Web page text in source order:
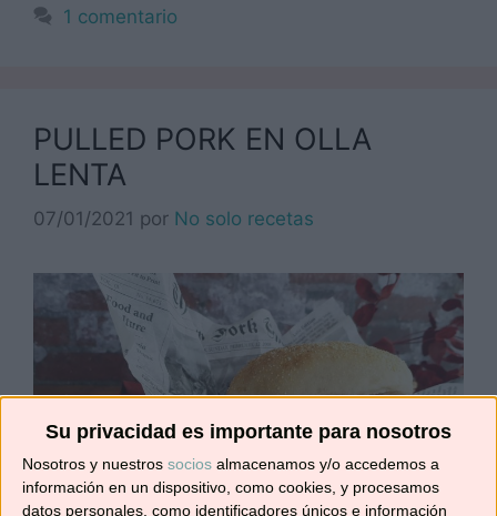
Su privacidad es importante para nosotros
Nosotros y nuestros socios almacenamos y/o accedemos a
información en un dispositivo, como cookies, y procesamos
datos personales, como identificadores únicos e información
1 comentario
PULLED PORK EN OLLA
LENTA
07/01/2021 por No solo recetas